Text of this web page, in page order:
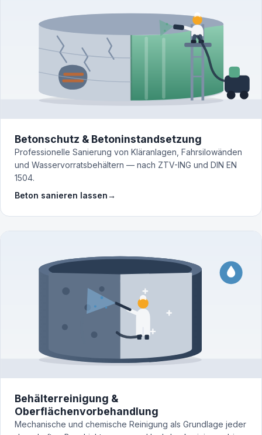
Betonschutz & Betoninstandsetzung
Professionelle Sanierung von Kläranlagen, Fahrsilowänden
und Wasservorratsbehältern — nach ZTV-ING und DIN EN
1504.
Beton sanieren lassen→
Behälterreinigung &
Oberflächenvorbehandlung
Mechanische und chemische Reinigung als Grundlage jeder